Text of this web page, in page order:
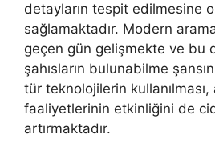
detayların tespit edilmesine
sağlamaktadır. Modern
geçen gün gelişmekte ve bu
şahısların bulunabilme
tür teknolojilerin
faaliyetlerinin etkinliğini de
artırmaktadır.